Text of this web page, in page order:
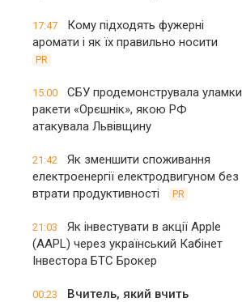
17:47
Кому підходять фужерні
аромати і як їх правильно носити
PR
15:00
СБУ продемонструвала уламки
ракети «Орєшнік», якою РФ
атакувала Львівщину
21:42
Як зменшити споживання
електроенергії електродвигуном без
втрати продуктивності
PR
21:03
Як інвестувати в акції Apple
(AAPL) через український Кабінет
Інвестора БТС Брокер
00:23
Вчитель, який вчить